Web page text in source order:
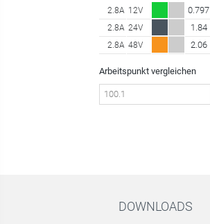
2.8A 12V 0.797
2.8A 24V 1.84
2.8A 48V 2.06
Arbeitspunkt vergleichen
DOWNLOADS